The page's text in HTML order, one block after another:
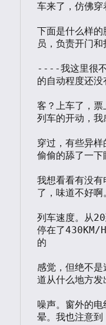
车来了，仿佛
下面是什么样
员，负责开门
----我这里很不
的自动程度还
客？上车了，
列车的开动，
穿过，有些异
偷偷的舔了一下
我想看看有没
了，味道不好
列车速度。从
停在了430KM/
的
感觉，但绝不
道从什么地方
噪声。窗外的
晕。我也注意到